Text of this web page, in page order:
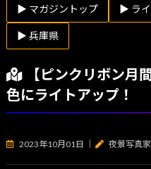
▶ マガジントップ ▶ ラ
▶ 兵庫県
【ピンクリボン月
色にライトアップ！
2023年10月01日 夜景写真